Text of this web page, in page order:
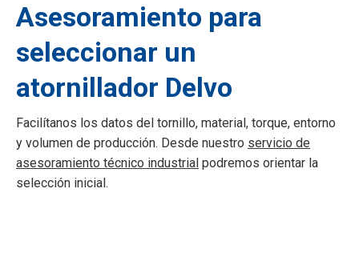
Asesoramiento para
seleccionar un
atornillador Delvo
Facilítanos los datos del tornillo, material, torque, entorno
y volumen de producción. Desde nuestro servicio de
asesoramiento técnico industrial podremos orientar la
selección inicial.